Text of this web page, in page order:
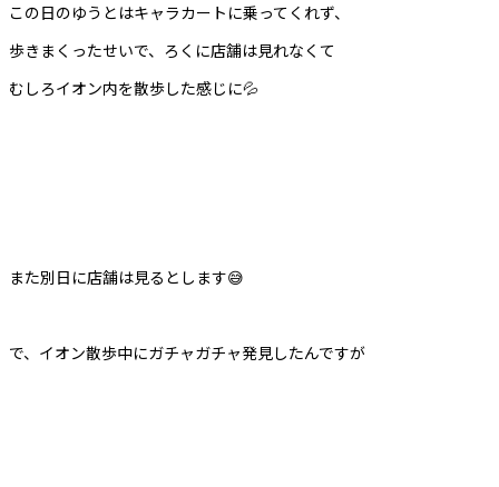
この日のゆうとはキャラカートに乗ってくれず、
歩きまくったせいで、ろくに店舗は見れなくて
むしろイオン内を散歩した感じに💦
また別日に店舗は見るとします😅
で、イオン散歩中にガチャガチャ発見したんですが